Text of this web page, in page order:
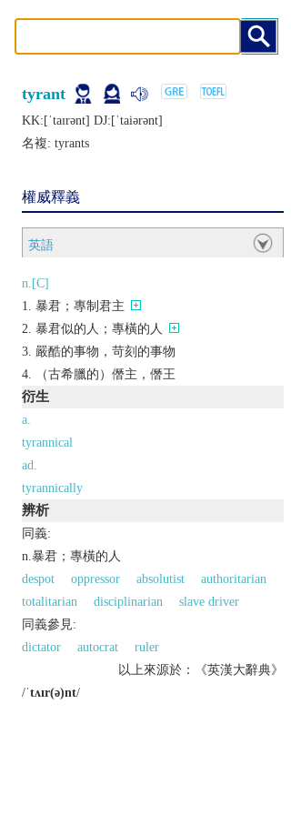
tyrant
KK:[ˈtaɪrǝnt] DJ:[ˈtaiǝrǝnt]
名複: tyrants
權威釋義
英語
n.[C]
暴君；專制君主
暴君似的人；專橫的人
嚴酷的事物，苛刻的事物
（古希臘的）僭主，僭王
衍生
a.
tyrannical
ad.
tyrannically
辨析
同義:
n.暴君；專橫的人
despot
oppressor absolutist
authoritarian
totalitarian
disciplinarian
slave driver
同義參見:
dictator
autocrat
ruler
以上來源於：《英漢大辭典》
/ˈtʌɪr(ə)nt/